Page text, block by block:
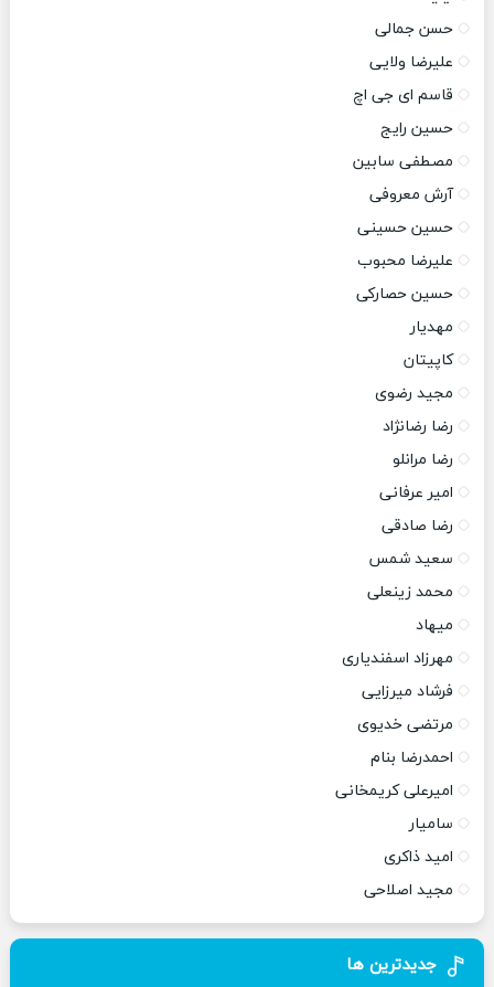
حسن جمالی
علیرضا ولایی
قاسم ای جی اچ
حسین رایج
مصطفی سابین
آرش معروفی
حسین حسینی
علیرضا محبوب
حسین حصارکی
مهدیار
کاپیتان
مجید رضوی
رضا رضانژاد
رضا مرانلو
امیر عرفانی
رضا صادقی
سعید شمس
محمد زینعلی
میهاد
مهرزاد اسفندیاری
فرشاد میرزایی
مرتضی خدیوی
احمدرضا بنام
امیرعلی کریمخانی
سامیار
امید ذاکری
مجید اصلاحی
جدیدترین ها